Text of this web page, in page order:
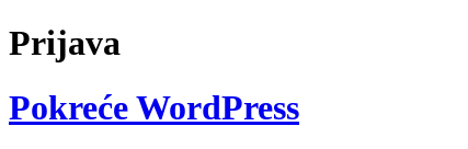
Prijava
Pokreće WordPress